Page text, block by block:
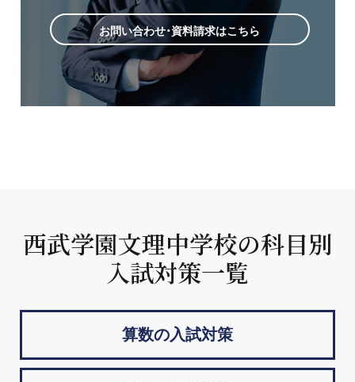
お問い合わせ・資料請求はこちら
西武学園文理中学校の科目別
入試対策一覧
算数の入試対策